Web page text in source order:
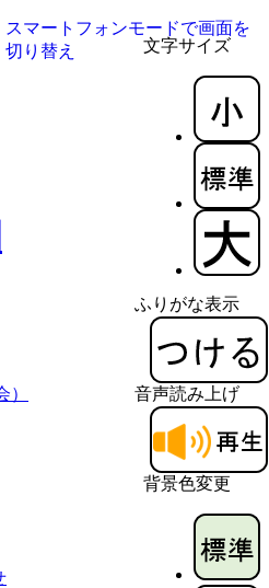
文字サイズ
ふりがな表示
音声読み上げ
背景色変更
スマートフォンモードで画面を
切り替え